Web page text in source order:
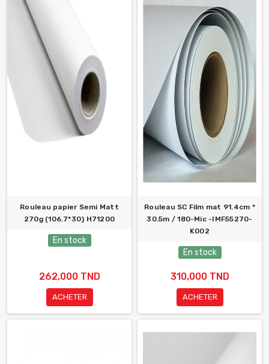
Rouleau papier Semi Matt
270g (106.7*30) H71200
En stock
262,000 TND
ACHETER
Rouleau SC Film mat 91.4cm *
30.5m / 180-Mic -IMF55270-
K002
En stock
310,000 TND
ACHETER